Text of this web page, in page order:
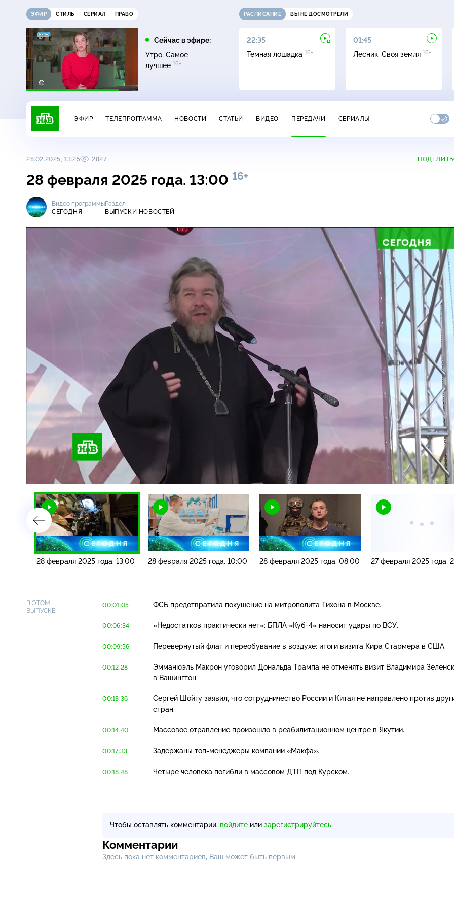
ЭФИР СТИЛЬ СЕРИАЛ ПРАВО
Сейчас в эфире:
Утро. Самое
лучшее 16+
РАСПИСАНИЕ ВЫ НЕ ДОСМОТРЕЛИ
21:15
Сегодня
21:30
Неизвестная Россия
22:35
Темная лошадка 16+
01:45
Лесник. Своя земля 16+
ЭФИР ТЕЛЕПРОГРАММА НОВОСТИ СТАТЬИ ВИДЕО ПЕРЕДАЧИ СЕРИАЛЫ
28.02.2025, 13:25 2827
28 февраля 2025 года. 13:00 16+
Видео программы
СЕГОДНЯ
Раздел
ВЫПУСКИ НОВОСТЕЙ
/
Загрузка
28 февраля 2025 года. 13:00 28 февраля 2025 года. 10:00 28 февраля 2025 года. 08:00 27 февраля 2025 года.
В ЭТОМ
ВЫПУСКЕ:
00:01:05 ФСБ предотвратила покушение на митрополита Тихона в Москве.
00:06:34 «Недостатков практически нет»: БПЛА «Куб-4» наносит удары по ВСУ.
00:09:56 Перевернутый флаг и переобувание в воздухе: итоги визита Кира Стармера в США.
00:12:28
Эмманюэль Макрон уговорил Дональда Трампа не отменять визит Владимира
в Вашингтон.
00:13:36
Сергей Шойгу заявил, что сотрудничество России и Китая не направлено против
стран.
00:14:40 Массовое отравление произошло в реабилитационном центре в Якутии.
00:17:33 Задержаны топ-менеджеры компании «Макфа».
00:18:48 Четыре человека погибли в массовом ДТП под Курском.
Чтобы оставлять комментарии, войдите или зарегистрируйтесь.
Комментарии
Здесь пока нет комментариев, Ваш может быть первым.